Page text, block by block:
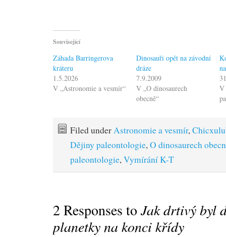
Související
Záhada Barringerova
kráteru
1.5.2026
V „Astronomie a vesmír“
Dinosauři opět na závodní
dráze
7.9.2009
V „O dinosaurech
obecně“
V
Filed underAstronomie a vesmír,
Dějiny paleontologie,O dinosaurech
paleontologie,Vymírání K-T
2 Responses toJak drtivý byl
planetky na konci křídy